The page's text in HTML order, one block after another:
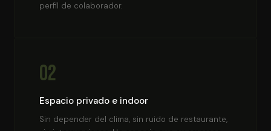
perfil de colaborador.
02
Espacio privado e indoor
Sin depender del clima, sin ruido de restaurante,